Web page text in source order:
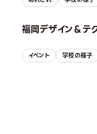
福岡デザイン＆テ
イベント 学校の様子